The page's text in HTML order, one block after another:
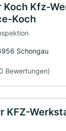
Koch Kfz-
Koch
Schongau
Bewertungen)
KFZ-